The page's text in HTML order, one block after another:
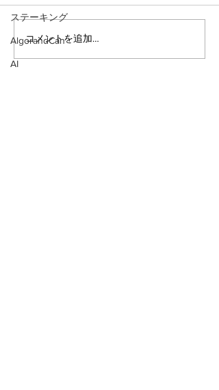
ステーキング
AlgorandCan
AI
アルゴランドのポスト量
子暗号（PQC）ロードマ
コメントを追加…